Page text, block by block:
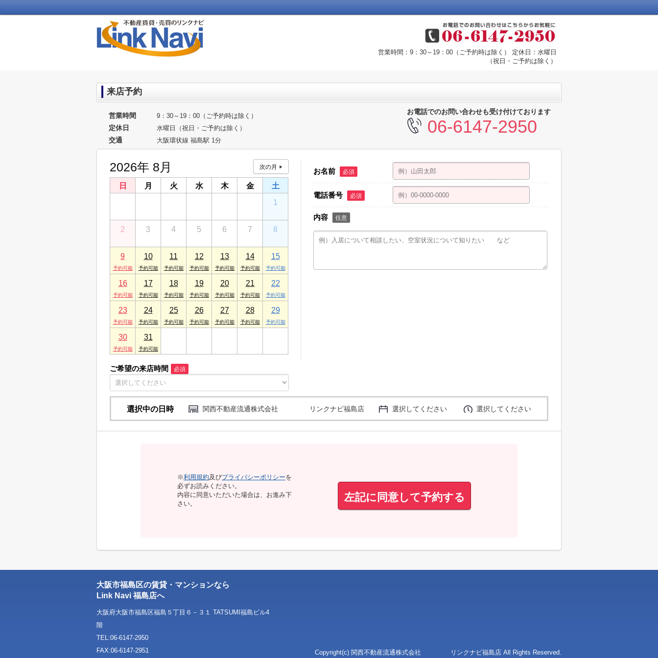
営業時間：9：30～19：00（ご予約時は除く） 定休日：水曜日
（祝日・ご予約は除く）
来店予約
営業時間 9：30～19：00（ご予約時は除く）
定休日 水曜日（祝日・ご予約は除く）
交通 大阪環状線 福島駅 1分
お電話でのお問い合わせも受け付けております
06-6147-2950
2026年 8月
日 月 火 水 木 金
土
1
2 3 4 5 6 7 8
9 10 11 12 13 14 15
16 17 18 19 20 21 22
23 24 25 26 27 28 29
30 31
ご希望の来店時間 必須
お名前 必須
電話番号 必須
内容 任意
選択中の日時 関西不動産流通株式会社 リンクナビ福島店 選択してください 選択してください
※利用規約及びプライバシーポリシーを
必ずお読みください。
内容に同意いただいた場合は、お進み下
さい。
左記に同意して予約する
大阪市福島区の賃貸・マンションなら
Link Navi 福島店へ
大阪府大阪市福島区福島５丁目６－３１ TATSUMI福島ビル4
階
TEL:06-6147-2950
FAX:06-6147-2951
Copyright(c) 関西不動産流通株式会社 リンクナビ福島店 All Rights Reserved.